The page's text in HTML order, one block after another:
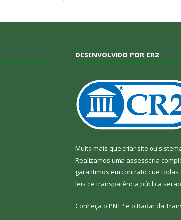
DESENVOLVIDO POR CR2
Muito mais que criar site ou
Realizamos uma assessoria
garantimos em contrato que todas
leis de transparência pública
Conheça o PNTP e o Radar da